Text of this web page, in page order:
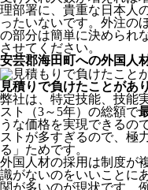
理部署に、貴重な日本人
ったいないです。外注の
の部分は簡単に決められ
させてください。
安芸郡海田町への外国人
見積りで負けたことがあ
弊社は、特定技能、技能
スト（3～5年）の総額で
うな価格を実現できるの
ストが多すぎるので、極
る」 ためです。
外国人材の採用は制度が
識がないのをいいことに